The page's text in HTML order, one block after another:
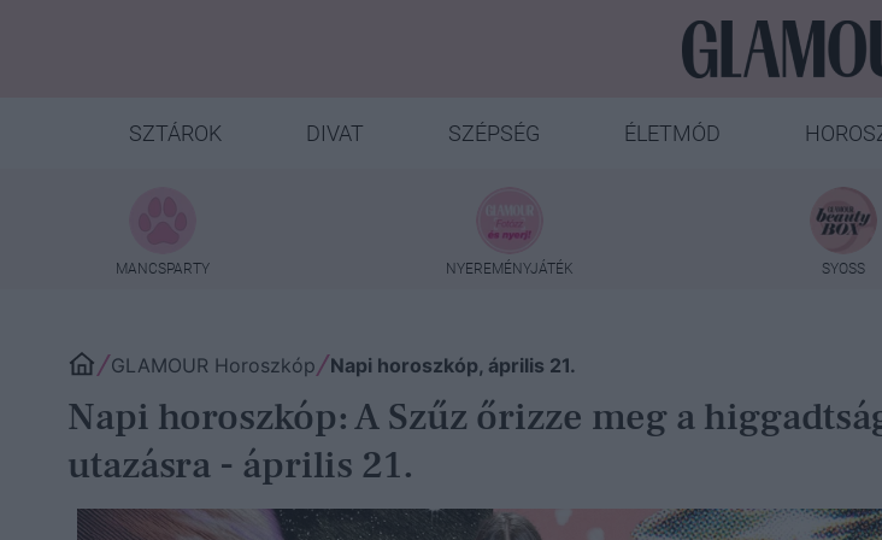
SZTÁROK DIVAT SZÉPSÉG ÉLETMÓD
MANCSPARTY NYEREMÉNYJÁTÉK SYOSS
GLAMOUR Horoszkóp Napi horoszkóp, április 21.
Napi horoszkóp: A Szűz őrizze meg a
utazásra - április 21.